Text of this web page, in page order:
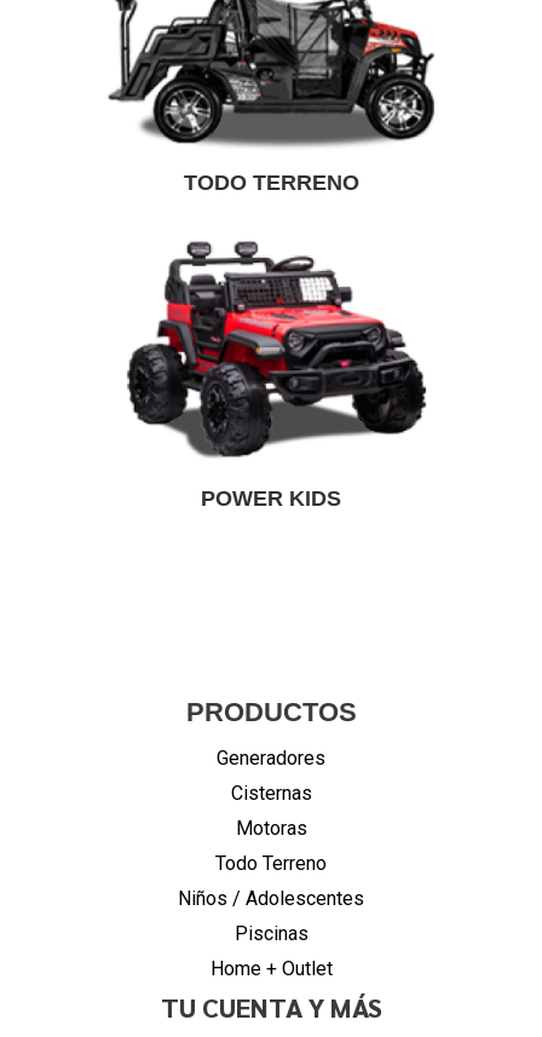
TODO TERRENO
POWER KIDS
PRODUCTOS
Generadores
Cisternas
Motoras
Todo Terreno
Niños / Adolescentes
Piscinas
Home + Outlet
TU CUENTA Y MÁS